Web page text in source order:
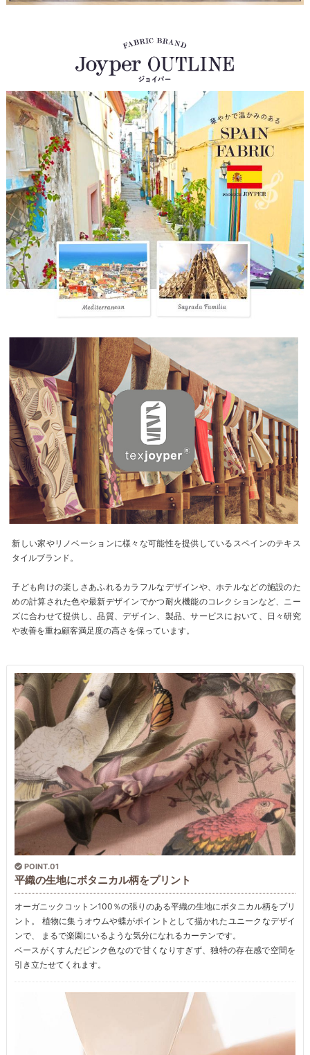
新しい家やリノベーションに様々な可能性を提供しているスペインのテキス
タイルブランド。
子ども向けの楽しさあふれるカラフルなデザインや、ホテルなどの施設のた
めの計算された色や最新デザインでかつ耐火機能のコレクションなど、ニー
ズに合わせて提供し、品質、デザイン、製品、サービスにおいて、日々研究
や改善を重ね顧客満足度の高さを保っています。
POINT.01
平織の生地にボタニカル柄をプリント
オーガニックコットン100％の張りのある平織の生地にボタニカル柄をプリ
ント。 植物に集うオウムや蝶がポイントとして描かれたユニークなデザイ
ンで、 まるで楽園にいるような気分になれるカーテンです。
ベースがくすんだピンク色なので甘くなりすぎず、独特の存在感で空間を
引き立たせてくれます。